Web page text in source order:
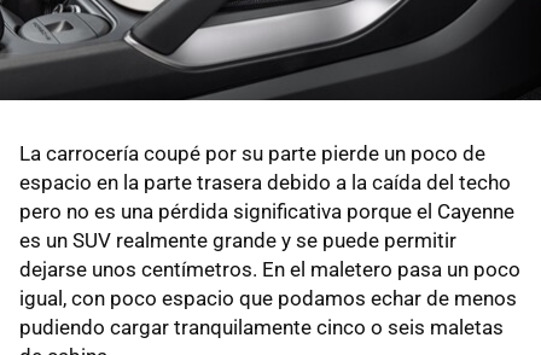
La carrocería coupé por su parte pierde un poco de
espacio en la parte trasera debido a la caída del techo
pero no es una pérdida significativa porque el Cayenne
es un SUV realmente grande y se puede permitir
dejarse unos centímetros. En el maletero pasa un poco
igual, con poco espacio que podamos echar de menos
pudiendo cargar tranquilamente cinco o seis maletas